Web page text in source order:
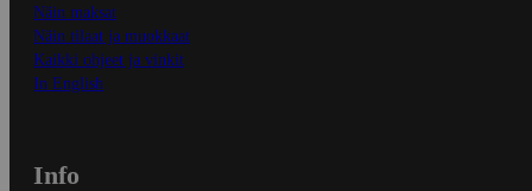
Näin maksat
Näin tilaat ja muokkaat
Kaikki ohjeet ja vinkit
In English
Info